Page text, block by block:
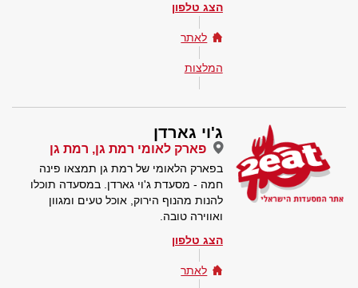
הצג טלפון
לאתר
המלצות
ג'וי גארדן
פארק לאומי רמת גן, רמת גן
בפארק הלאומי של רמת גן תמצאו פינה
חמה - מסעדת ג'וי גארדן. במסעדה תוכלו
להנות מהנוף הירוק, אוכל טעים ומגוון
ואווירה טובה.
הצג טלפון
לאתר